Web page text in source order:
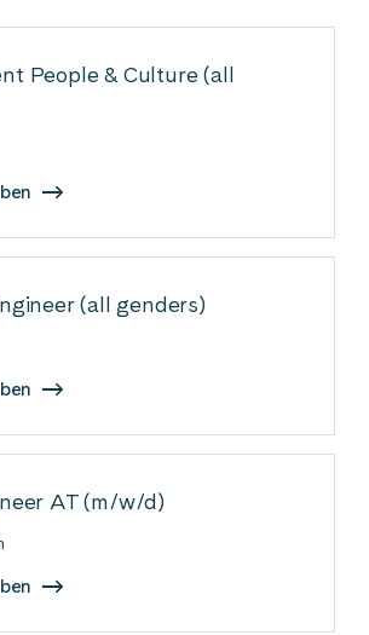
People & Culture (all
(all genders)
AT (m/w/d)